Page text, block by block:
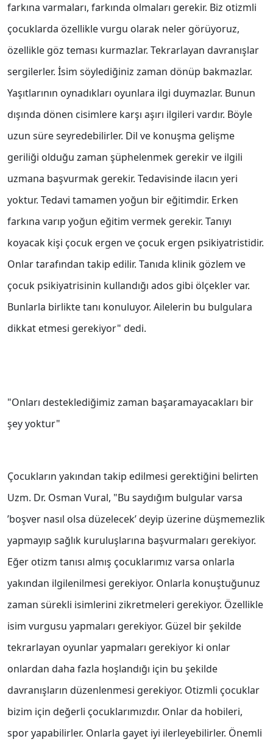
farkına varmaları, farkında olmaları gerekir. Biz otizmli
çocuklarda özellikle vurgu olarak neler görüyoruz,
özellikle göz teması kurmazlar. Tekrarlayan davranışlar
sergilerler. İsim söylediğiniz zaman dönüp bakmazlar.
Yaşıtlarının oynadıkları oyunlara ilgi duymazlar. Bunun
dışında dönen cisimlere karşı aşırı ilgileri vardır. Böyle
uzun süre seyredebilirler. Dil ve konuşma gelişme
geriliği olduğu zaman şüphelenmek gerekir ve ilgili
uzmana başvurmak gerekir. Tedavisinde ilacın yeri
yoktur. Tedavi tamamen yoğun bir eğitimdir. Erken
farkına varıp yoğun eğitim vermek gerekir. Tanıyı
koyacak kişi çocuk ergen ve çocuk ergen psikiyatristidir.
Onlar tarafından takip edilir. Tanıda klinik gözlem ve
çocuk psikiyatrisinin kullandığı ados gibi ölçekler var.
Bunlarla birlikte tanı konuluyor. Ailelerin bu bulgulara
dikkat etmesi gerekiyor" dedi.
"Onları desteklediğimiz zaman başaramayacakları bir
şey yoktur"
Çocukların yakından takip edilmesi gerektiğini belirten
Uzm. Dr. Osman Vural, "Bu saydığım bulgular varsa
’boşver nasıl olsa düzelecek’ deyip üzerine düşmemezlik
yapmayıp sağlık kuruluşlarına başvurmaları gerekiyor.
Eğer otizm tanısı almış çocuklarımız varsa onlarla
yakından ilgilenilmesi gerekiyor. Onlarla konuştuğunuz
zaman sürekli isimlerini zikretmeleri gerekiyor. Özellikle
isim vurgusu yapmaları gerekiyor. Güzel bir şekilde
tekrarlayan oyunlar yapmaları gerekiyor ki onlar
onlardan daha fazla hoşlandığı için bu şekilde
davranışların düzenlenmesi gerekiyor. Otizmli çocuklar
bizim için değerli çocuklarımızdır. Onlar da hobileri,
spor yapabilirler. Onlarla gayet iyi ilerleyebilirler. Önemli